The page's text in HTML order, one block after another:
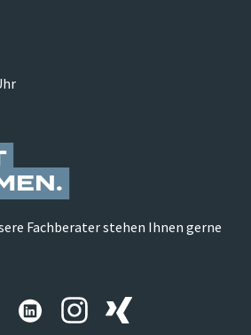
Fachberater stehen Ihnen gerne